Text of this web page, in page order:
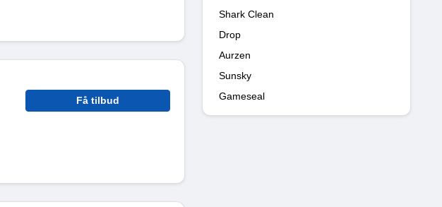
Få tilbud
Shark Clean
Drop
Aurzen
Sunsky
Gameseal